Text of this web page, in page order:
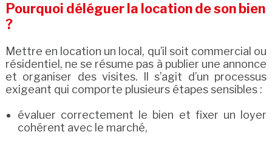
Pourquoi déléguer la location de son bien
?
Mettre en location un local, qu’il soit commercial ou
résidentiel, ne se résume pas à publier une annonce
et organiser des visites. Il s’agit d’un processus
exigeant qui comporte plusieurs étapes sensibles :
évaluer correctement le bien et fixer un loyer
cohérent avec le marché,